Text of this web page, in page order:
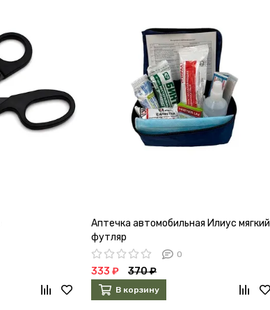
Аптечка автомобильная Илиус мягкий
футляр
0
333 ₽ 370 ₽
В корзину